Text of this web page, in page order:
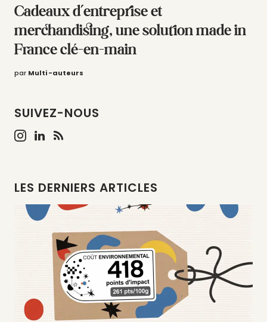
Cadeaux d’entreprise et
merchandising, une solution made in
France clé-en-main
par Multi -auteurs
SUIVEZ-NOUS
LES DERNIERS ARTICLES